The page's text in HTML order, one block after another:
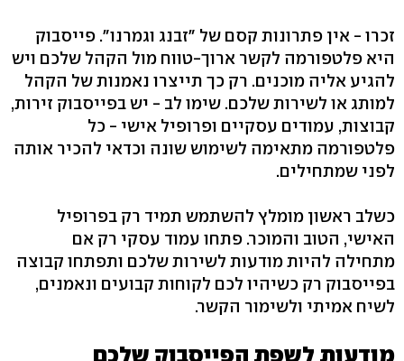
זכרו - אין פתרונות קסם של "זבנג וגמרנו". פייסבוק
היא פלטפורמה לקשר ארוך-טווח מול הקהל שלכם ויש
להגיע אליה מוכנים. רק כך תייצרו נאמנות של הקהל
למותג או לשירות שלכם. שימו לב - יש בפייסבוק זירות,
קבוצות, עמודים עסקיים ופרופיל אישי - כל
פלטפורמה מתאימה לשימוש שונה וכדאי להכיר אותה
לפני שמתחילים.
כשלב ראשון מומלץ להשתמש תמיד רק בפרופיל
האישי, הטוב והמוכר. פתחו עמוד עסקי רק אם
מתחילה להיות מודעות לשירות שלכם ותפתחו קבוצה
בפייסבוק רק כשיהיו לכם לקוחות קבועים ונאמנים,
לשיח אמיתי ולשימור הקשר.
מודעות לשפת הפייסבוק שלכם